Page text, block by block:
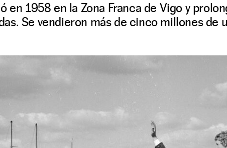
en 1958 en la Zona Franca de Vigo y
Se vendieron más de cinco millones de